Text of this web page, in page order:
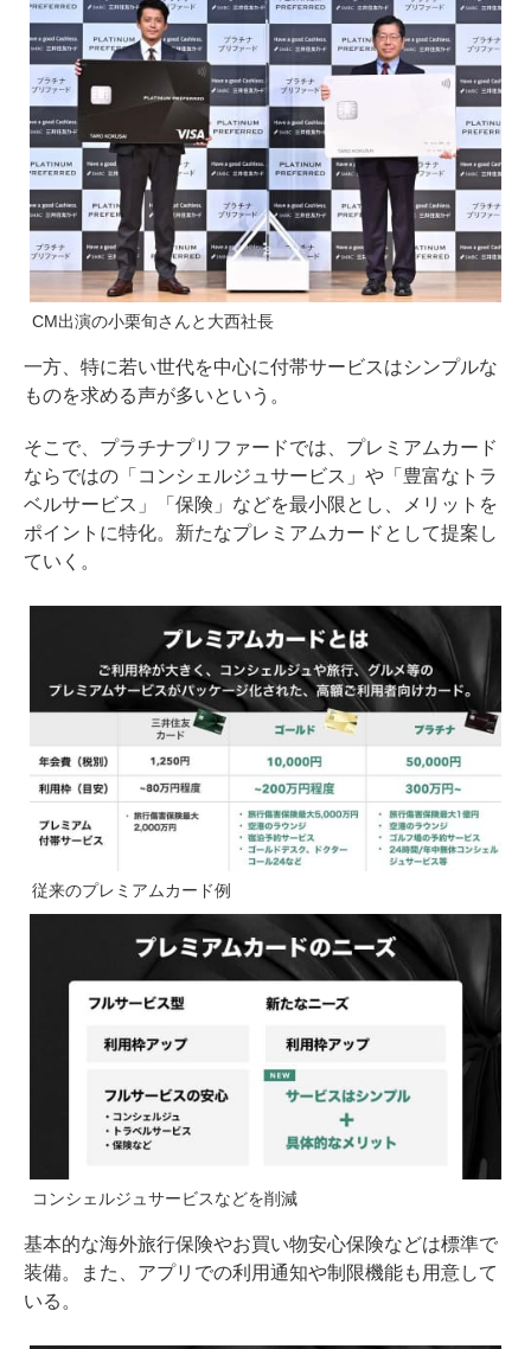
CM出演の小栗旬さんと大西社長
一方、特に若い世代を中心に付帯サービスはシンプルな
ものを求める声が多いという。
そこで、プラチナプリファードでは、プレミアムカード
ならではの「コンシェルジュサービス」や「豊富なトラ
ベルサービス」「保険」などを最小限とし、メリットを
ポイントに特化。新たなプレミアムカードとして提案し
ていく。
従来のプレミアムカード例
コンシェルジュサービスなどを削減
基本的な海外旅行保険やお買い物安心保険などは標準で
装備。また、アプリでの利用通知や制限機能も用意して
いる。